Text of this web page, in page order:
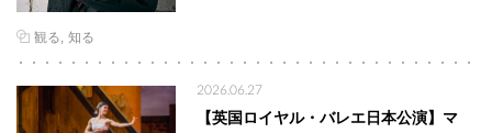
観る 知る
2026.06.27
【英国ロイヤル・バレエ日本公演】マ